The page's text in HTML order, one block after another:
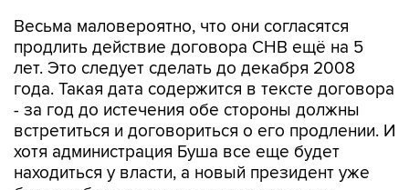
Весьма маловероятно, что они согласятся
продлить действие договора СНВ ещё на 5
лет. Это следует сделать до декабря 2008
года. Такая дата содержится в тексте договора
- за год до истечения обе стороны должны
встретиться и договориться о его продлении. И
хотя администрация Буша все еще будет
находиться у власти, а новый президент уже